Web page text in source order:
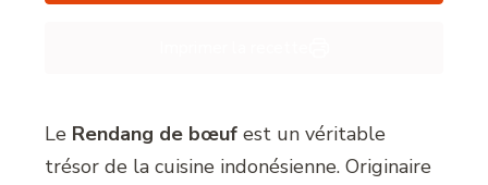
Le Rendang de bœuf est un véritable
trésor de la cuisine indonésienne. Originaire